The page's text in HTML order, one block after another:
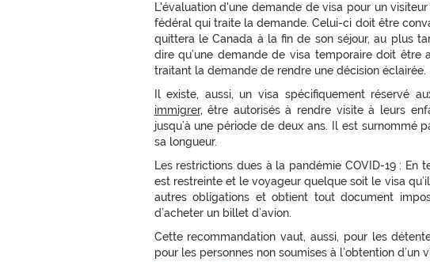
L'évaluation d'une demande de visa pour un
fédéral qui traite la demande. Celui-ci doit être
quittera le Canada à la fin de son séjour, au plus
dire qu’une demande de visa temporaire doit être
traitant la demande de rendre une décision éclairée.
Il existe, aussi, un visa spécifiquement réservé
immigrer, être autorisés à rendre visite à leurs
jusqu’à une période de deux ans. Il est surnommé
sa longueur.
Les restrictions dues à la pandémie COVID-19 :
est restreinte et le voyageur quelque soit le visa
autres obligations et obtient tout document
d’acheter un billet d’avion.
Cette recommandation vaut, aussi, pour les
pour les personnes non soumises à l’obtention d’un